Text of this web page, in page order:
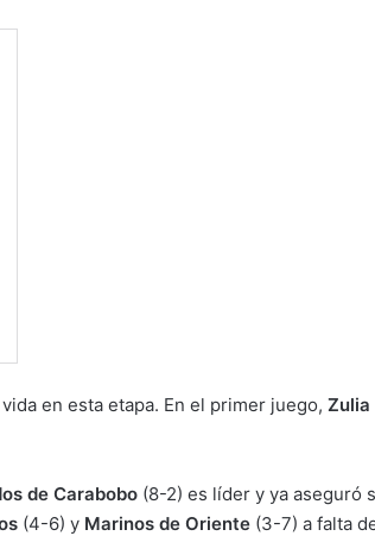
en esta etapa. En el primer juego, Zulia
de Carabobo (8-2) es líder y ya aseguró
(4-6) y Marinos de Oriente (3-7) a falta